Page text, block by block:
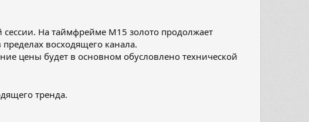
На таймфрейме M15 золото продолжает
восходящего канала.
цены будет в основном обусловлено технической
тренда.